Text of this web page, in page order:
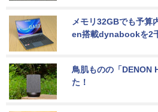
メモリ32GBでも予算
en搭載dynabookを2
鳥肌ものの「DENON
た！